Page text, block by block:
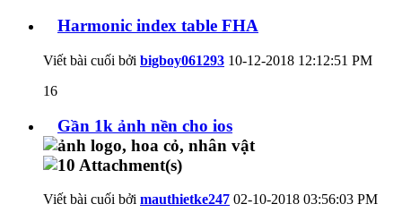
Harmonic index table FHA
Viết bài cuối bởi bigboy061293 10-12-2018 12:12:51 PM
16
Gần 1k ảnh nền cho ios
Viết bài cuối bởi mauthietke247 02-10-2018 03:56:03 PM